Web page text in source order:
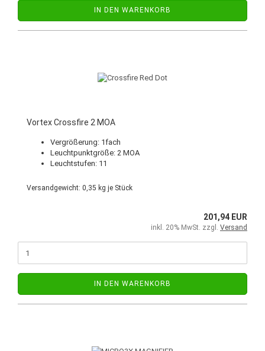
IN DEN WARENKORB
Vortex Crossfire 2 MOA
Vergrößerung: 1fach
Leuchtpunktgröße: 2 MOA
Leuchtstufen: 11
Versandgewicht: 0,35 kg je Stück
201,94 EUR
inkl. 20% MwSt. zzgl. Versand
IN DEN WARENKORB